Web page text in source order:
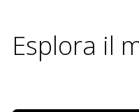
Esplora il